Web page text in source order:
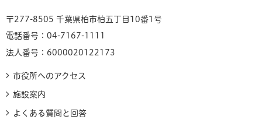
〒277-8505 千葉県柏市柏五丁目10番1号
電話番号：04-7167-1111
法人番号：6000020122173
市役所へのアクセス
施設案内
よくある質問と回答